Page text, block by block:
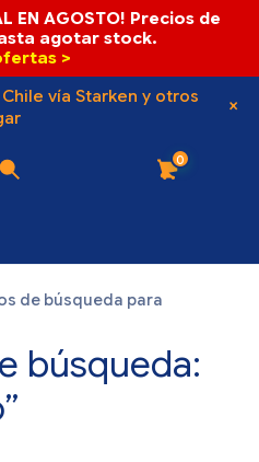
EN AGOSTO! Precios de
agotar stock.
>
vía Starken y otros
0
de búsqueda para
búsqueda: